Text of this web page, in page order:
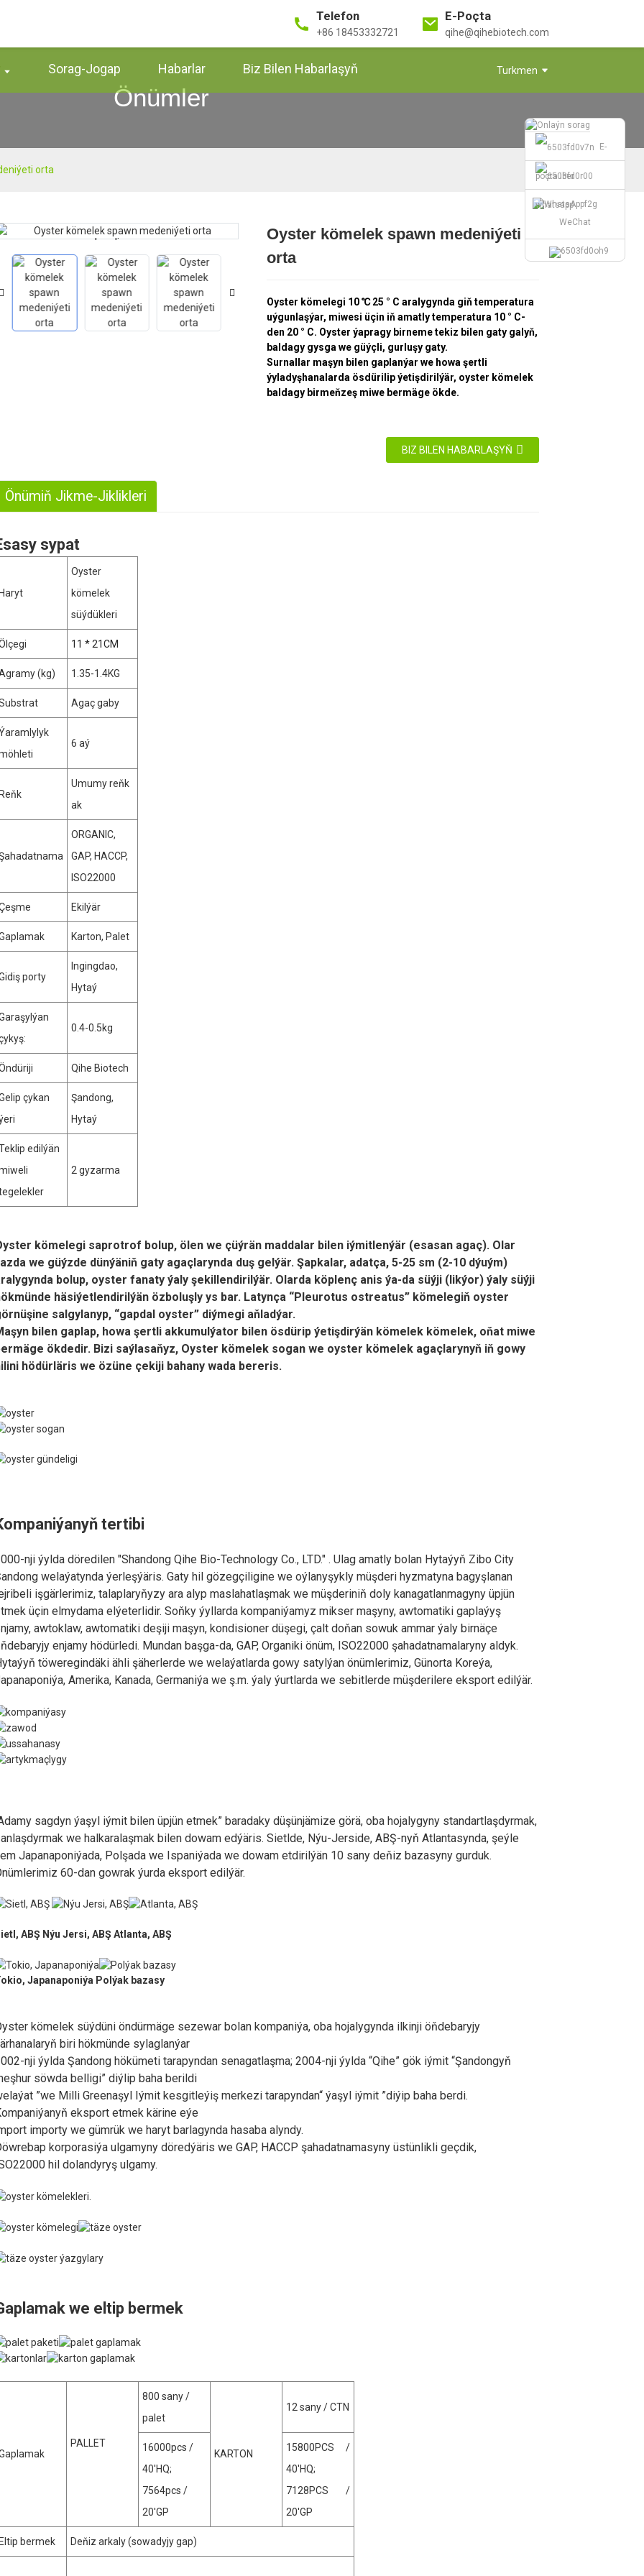
Telefon
+86 18453332721
E-Poçta
qihe@qihebiotech.com
Sorag-Jogap Habarlar Biz Bilen Habarlaşyň Turkmen
E-
poçta iber
whatsapp
WeChat
Önümler
orta
Loading...
Loading... Loading...
Loading... Loading...
Loading...
Oyster kömelek spawn medeniýeti
orta
Oyster kömelegi 10 ℃ 25 ° C aralygynda giň temperatura
uýgunlaşýar, miwesi üçin iň amatly temperatura 10 ° C-
den 20 ° C. Oyster ýapragy birneme tekiz bilen gaty galyň,
baldagy gysga we güýçli, gurluşy gaty.
Surnallar maşyn bilen gaplanýar we howa şertli
ýyladyşhanalarda ösdürilip ýetişdirilýär, oyster kömelek
baldagy birmeňzeş miwe bermäge ökde.
BIZ BILEN HABARLAŞYŇ
Önümiň Jikme-Jiklikleri
sypat
Haryt
Oyster
kömelek
süýdükleri
11 * 21CM
(kg) 1.35-1.4KG
Agaç gaby
6 aý
Reňk
Umumy reňk
ak
ORGANIC,
GAP, HACCP,
ISO22000
Ekilýär
Karton, Palet
porty
Ingingdao,
Hytaý
0.4-0.5kg
Qihe Biotech
çykan
Şandong,
Hytaý
edilýän
2 gyzarma
kömelegi saprotrof bolup, ölen we çüýrän maddalar bilen iýmitlenýär (esasan agaç). Olar
we güýzde dünýäniň gaty agaçlarynda duş gelýär. Şapkalar, adatça, 5-25 sm (2-10 dýuým)
bolup, oyster fanaty ýaly şekillendirilýär. Olarda köplenç anis ýa-da süýji (likýor) ýaly süýji
häsiýetlendirilýän özboluşly ys bar. Latynça “Pleurotus ostreatus” kömelegiň oyster
salgylanyp, “gapdal oyster” diýmegi aňladýar.
bilen gaplap, howa şertli akkumulýator bilen ösdürip ýetişdirýän kömelek kömelek, oňat miwe
ökdedir. Bizi saýlasaňyz, Oyster kömelek sogan we oyster kömelek agaçlarynyň iň gowy
hödürläris we özüne çekiji bahany wada bereris.
tertibi
nji ýylda döredilen "Shandong Qihe Bio-Technology Co., LTD." . Ulag amatly bolan Hytaýyň Zibo City
welaýatynda ýerleşýäris. Gaty hil gözegçiligine we oýlanyşykly müşderi hyzmatyna bagyşlanan
işgärlerimiz, talaplaryňyzy ara alyp maslahatlaşmak we müşderiniň doly kanagatlanmagyny üpjün
üçin elmydama elýeterlidir. Soňky ýyllarda kompaniýamyz mikser maşyny, awtomatiki gaplaýyş
awtoklaw, awtomatiki deşiji maşyn, kondisioner düşegi, çalt doňan sowuk ammar ýaly birnäçe
enjamy hödürledi. Mundan başga-da, GAP, Organiki önüm, ISO22000 şahadatnamalaryny aldyk.
töweregindäki ähli şäherlerde we welaýatlarda gowy satylýan önümlerimiz, Günorta Koreýa,
Amerika, Kanada, Germaniýa we ş.m. ýaly ýurtlarda we sebitlerde müşderilere eksport edilýär.
sagdyn ýaşyl iýmit bilen üpjün etmek” baradaky düşünjämize görä, oba hojalygyny standartlaşdyrmak,
we halkaralaşmak bilen dowam edýäris. Sietlde, Nýu-Jerside, ABŞ-nyň Atlantasynda, şeýle
Japanaponiýada, Polşada we Ispaniýada we dowam etdirilýän 10 sany deňiz bazasyny gurduk.
60-dan gowrak ýurda eksport edilýär.
ABŞ Nýu Jersi, ABŞ Atlanta, ABŞ
Japanaponiýa Polýak bazasy
kömelek süýdüni öndürmäge sezewar bolan kompaniýa, oba hojalygynda ilkinji öňdebaryjy
biri hökmünde sylaglanýar
nji ýylda Şandong hökümeti tarapyndan senagatlaşma; 2004-nji ýylda “Qihe” gök iýmit “Şandongyň
söwda belligi” diýlip baha berildi
”we Milli Greenaşyl Iýmit kesgitleýiş merkezi tarapyndan“ ýaşyl iýmit ”diýip baha berdi.
eksport etmek kärine eýe
importy we gümrük we haryt barlagynda hasaba alyndy.
korporasiýa ulgamyny döredýäris we GAP, HACCP şahadatnamasyny üstünlikli geçdik,
hil dolandyryş ulgamy.
we eltip bermek
PALLET
800 sany /
palet
KARTON
12 sany / CTN
16000pcs /
40'HQ;
7564pcs /
20'GP
15800PCS /
40'HQ;
7128PCS /
20'GP
Eltip bermek Deňiz arkaly (sowadyjy gap)